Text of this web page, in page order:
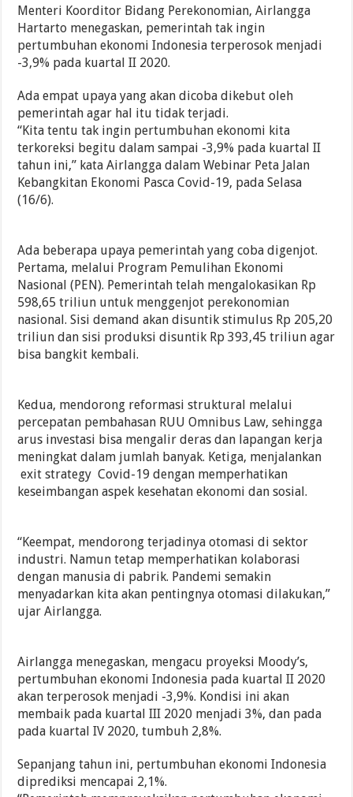
Menteri Koorditor Bidang Perekonomian, Airlangga
Hartarto menegaskan, pemerintah tak ingin
pertumbuhan ekonomi Indonesia terperosok menjadi
-3,9% pada kuartal II 2020.
Ada empat upaya yang akan dicoba dikebut oleh
pemerintah agar hal itu tidak terjadi.
“Kita tentu tak ingin pertumbuhan ekonomi kita
terkoreksi begitu dalam sampai -3,9% pada kuartal II
tahun ini,” kata Airlangga dalam Webinar Peta Jalan
Kebangkitan Ekonomi Pasca Covid-19, pada Selasa
(16/6).
Ada beberapa upaya pemerintah yang coba digenjot.
Pertama, melalui Program Pemulihan Ekonomi
Nasional (PEN). Pemerintah telah mengalokasikan Rp
598,65 triliun untuk menggenjot perekonomian
nasional. Sisi demand akan disuntik stimulus Rp 205,20
triliun dan sisi produksi disuntik Rp 393,45 triliun agar
bisa bangkit kembali.
Kedua, mendorong reformasi struktural melalui
percepatan pembahasan RUU Omnibus Law, sehingga
arus investasi bisa mengalir deras dan lapangan kerja
meningkat dalam jumlah banyak. Ketiga, menjalankan
exit strategy Covid-19 dengan memperhatikan
keseimbangan aspek kesehatan ekonomi dan sosial.
“Keempat, mendorong terjadinya otomasi di sektor
industri. Namun tetap memperhatikan kolaborasi
dengan manusia di pabrik. Pandemi semakin
menyadarkan kita akan pentingnya otomasi dilakukan,”
ujar Airlangga.
Airlangga menegaskan, mengacu proyeksi Moody’s,
pertumbuhan ekonomi Indonesia pada kuartal II 2020
akan terperosok menjadi -3,9%. Kondisi ini akan
membaik pada kuartal III 2020 menjadi 3%, dan pada
pada kuartal IV 2020, tumbuh 2,8%.
Sepanjang tahun ini, pertumbuhan ekonomi Indonesia
diprediksi mencapai 2,1%.